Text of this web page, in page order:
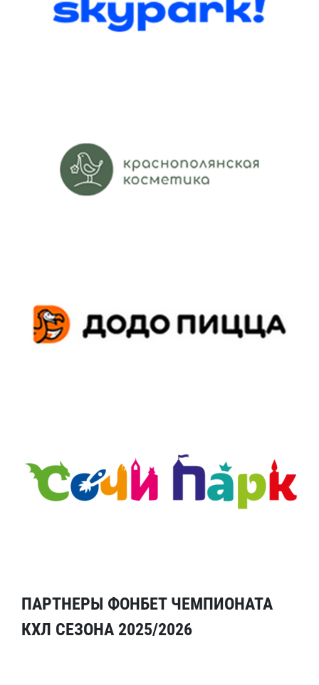
ПАРТНЕРЫ ФОНБЕТ ЧЕМПИОНАТА
КХЛ СЕЗОНА 2025/2026